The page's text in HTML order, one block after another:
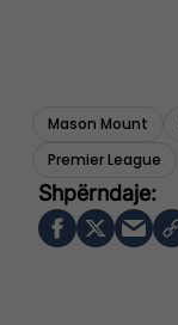
Mason Mount
Premier League